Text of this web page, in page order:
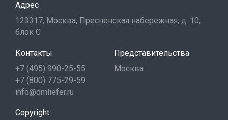
Адрес
123317, Москва, Пресненская набережная, д. 10,
блок С
Контакты
+7 (495) 990-25-55
+7 (800) 775-29-59
info@dmliefer.ru
Представительства
Москва
Copyright